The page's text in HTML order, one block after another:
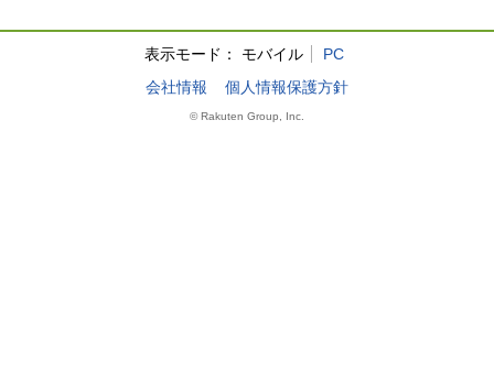
表示モード： モバイル
PC
会社情報
個人情報保護方針
© Rakuten Group, Inc.